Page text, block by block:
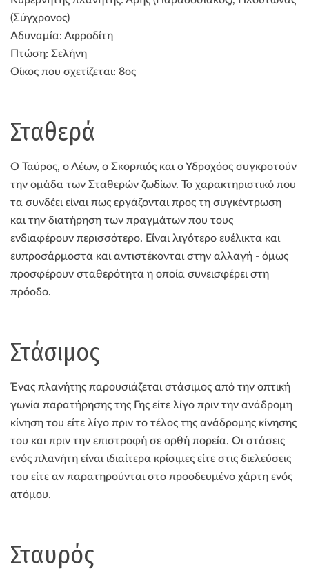
(Σύγχρονος)
Αδυναμία: Αφροδίτη
Πτώση: Σελήνη
Οίκος που σχετίζεται: 8ος
Σταθερά
Ο Ταύρος, ο Λέων, ο Σκορπιός και ο Υδροχόος συγκροτούν
την ομάδα των Σταθερών ζωδίων. Το χαρακτηριστικό που
τα συνδέει είναι πως εργάζονται προς τη συγκέντρωση
και την διατήρηση των πραγμάτων που τους
ενδιαφέρουν περισσότερο. Είναι λιγότερο ευέλικτα και
ευπροσάρμοστα και αντιστέκονται στην αλλαγή - όμως
προσφέρουν σταθερότητα η οποία συνεισφέρει στη
πρόοδο.
Στάσιμος
Ένας πλανήτης παρουσιάζεται στάσιμος από την οπτική
γωνία παρατήρησης της Γης είτε λίγο πριν την ανάδρομη
κίνηση του είτε λίγο πριν το τέλος της ανάδρομης κίνησης
του και πριν την επιστροφή σε ορθή πορεία. Οι στάσεις
ενός πλανήτη είναι ιδιαίτερα κρίσιμες είτε στις διελεύσεις
του είτε αν παρατηρούνται στο προοδευμένο χάρτη ενός
ατόμου.
Σταυρός